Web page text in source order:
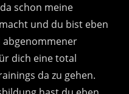
schon meine
und du bist eben
dich eine total
da zu gehen.